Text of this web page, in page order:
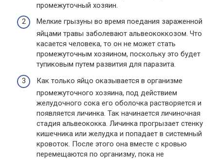
промежуточный хозяин.
Мелкие грызуны во время поедания зараженной
яйцами травы заболевают альвеококкозом. Что
касается человека, то он не может стать
промежуточным хозяином, поскольку это будет
тупиковым путем развития для паразита.
Как только яйцо оказывается в организме
промежуточного хозяина, под действием
желудочного сока его оболочка растворяется и
появляется личинка. Так начинается личиночная
стадия альвеококка. Личинка прогрызает стенку
кишечника или желудка и попадает в системный
кровоток. После этого она вместе с кровью
перемещаются по организму, пока не